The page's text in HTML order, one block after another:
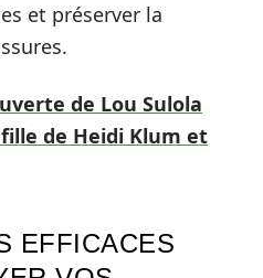
et préserver la
de Lou Sulola
de Heidi Klum et
EFFICACES